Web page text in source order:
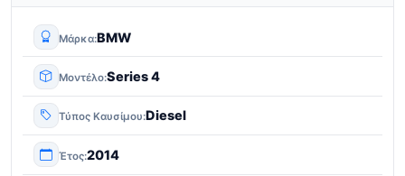
Μάρκα BMW
Μοντέλο Series 4
Τύπος Καυσίμου Diesel
Έτος 2014